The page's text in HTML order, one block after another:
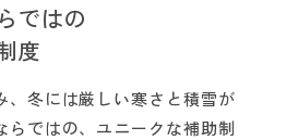
ではの
度
、冬には厳しい寒さと積雪が
らではの、ユニークな補助制